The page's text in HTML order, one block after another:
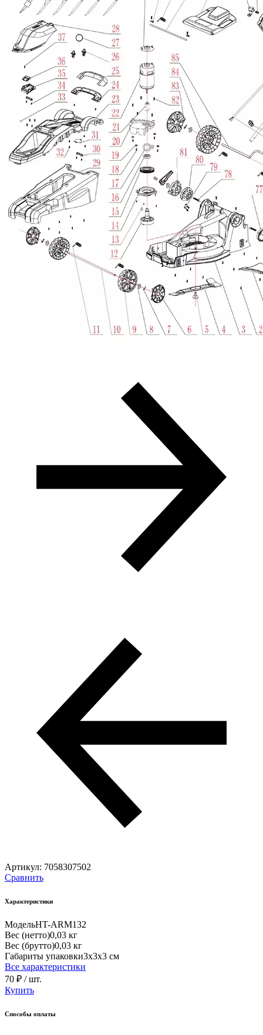
Артикул: 7058307502
Сравнить
Характеристики
МодельHT-ARM132
Вес (нетто)0,03 кг
Вес (брутто)0,03 кг
Габариты упаковки3х3х3 см
Все характеристики
70 ₽ / шт.
Купить
Способы оплаты